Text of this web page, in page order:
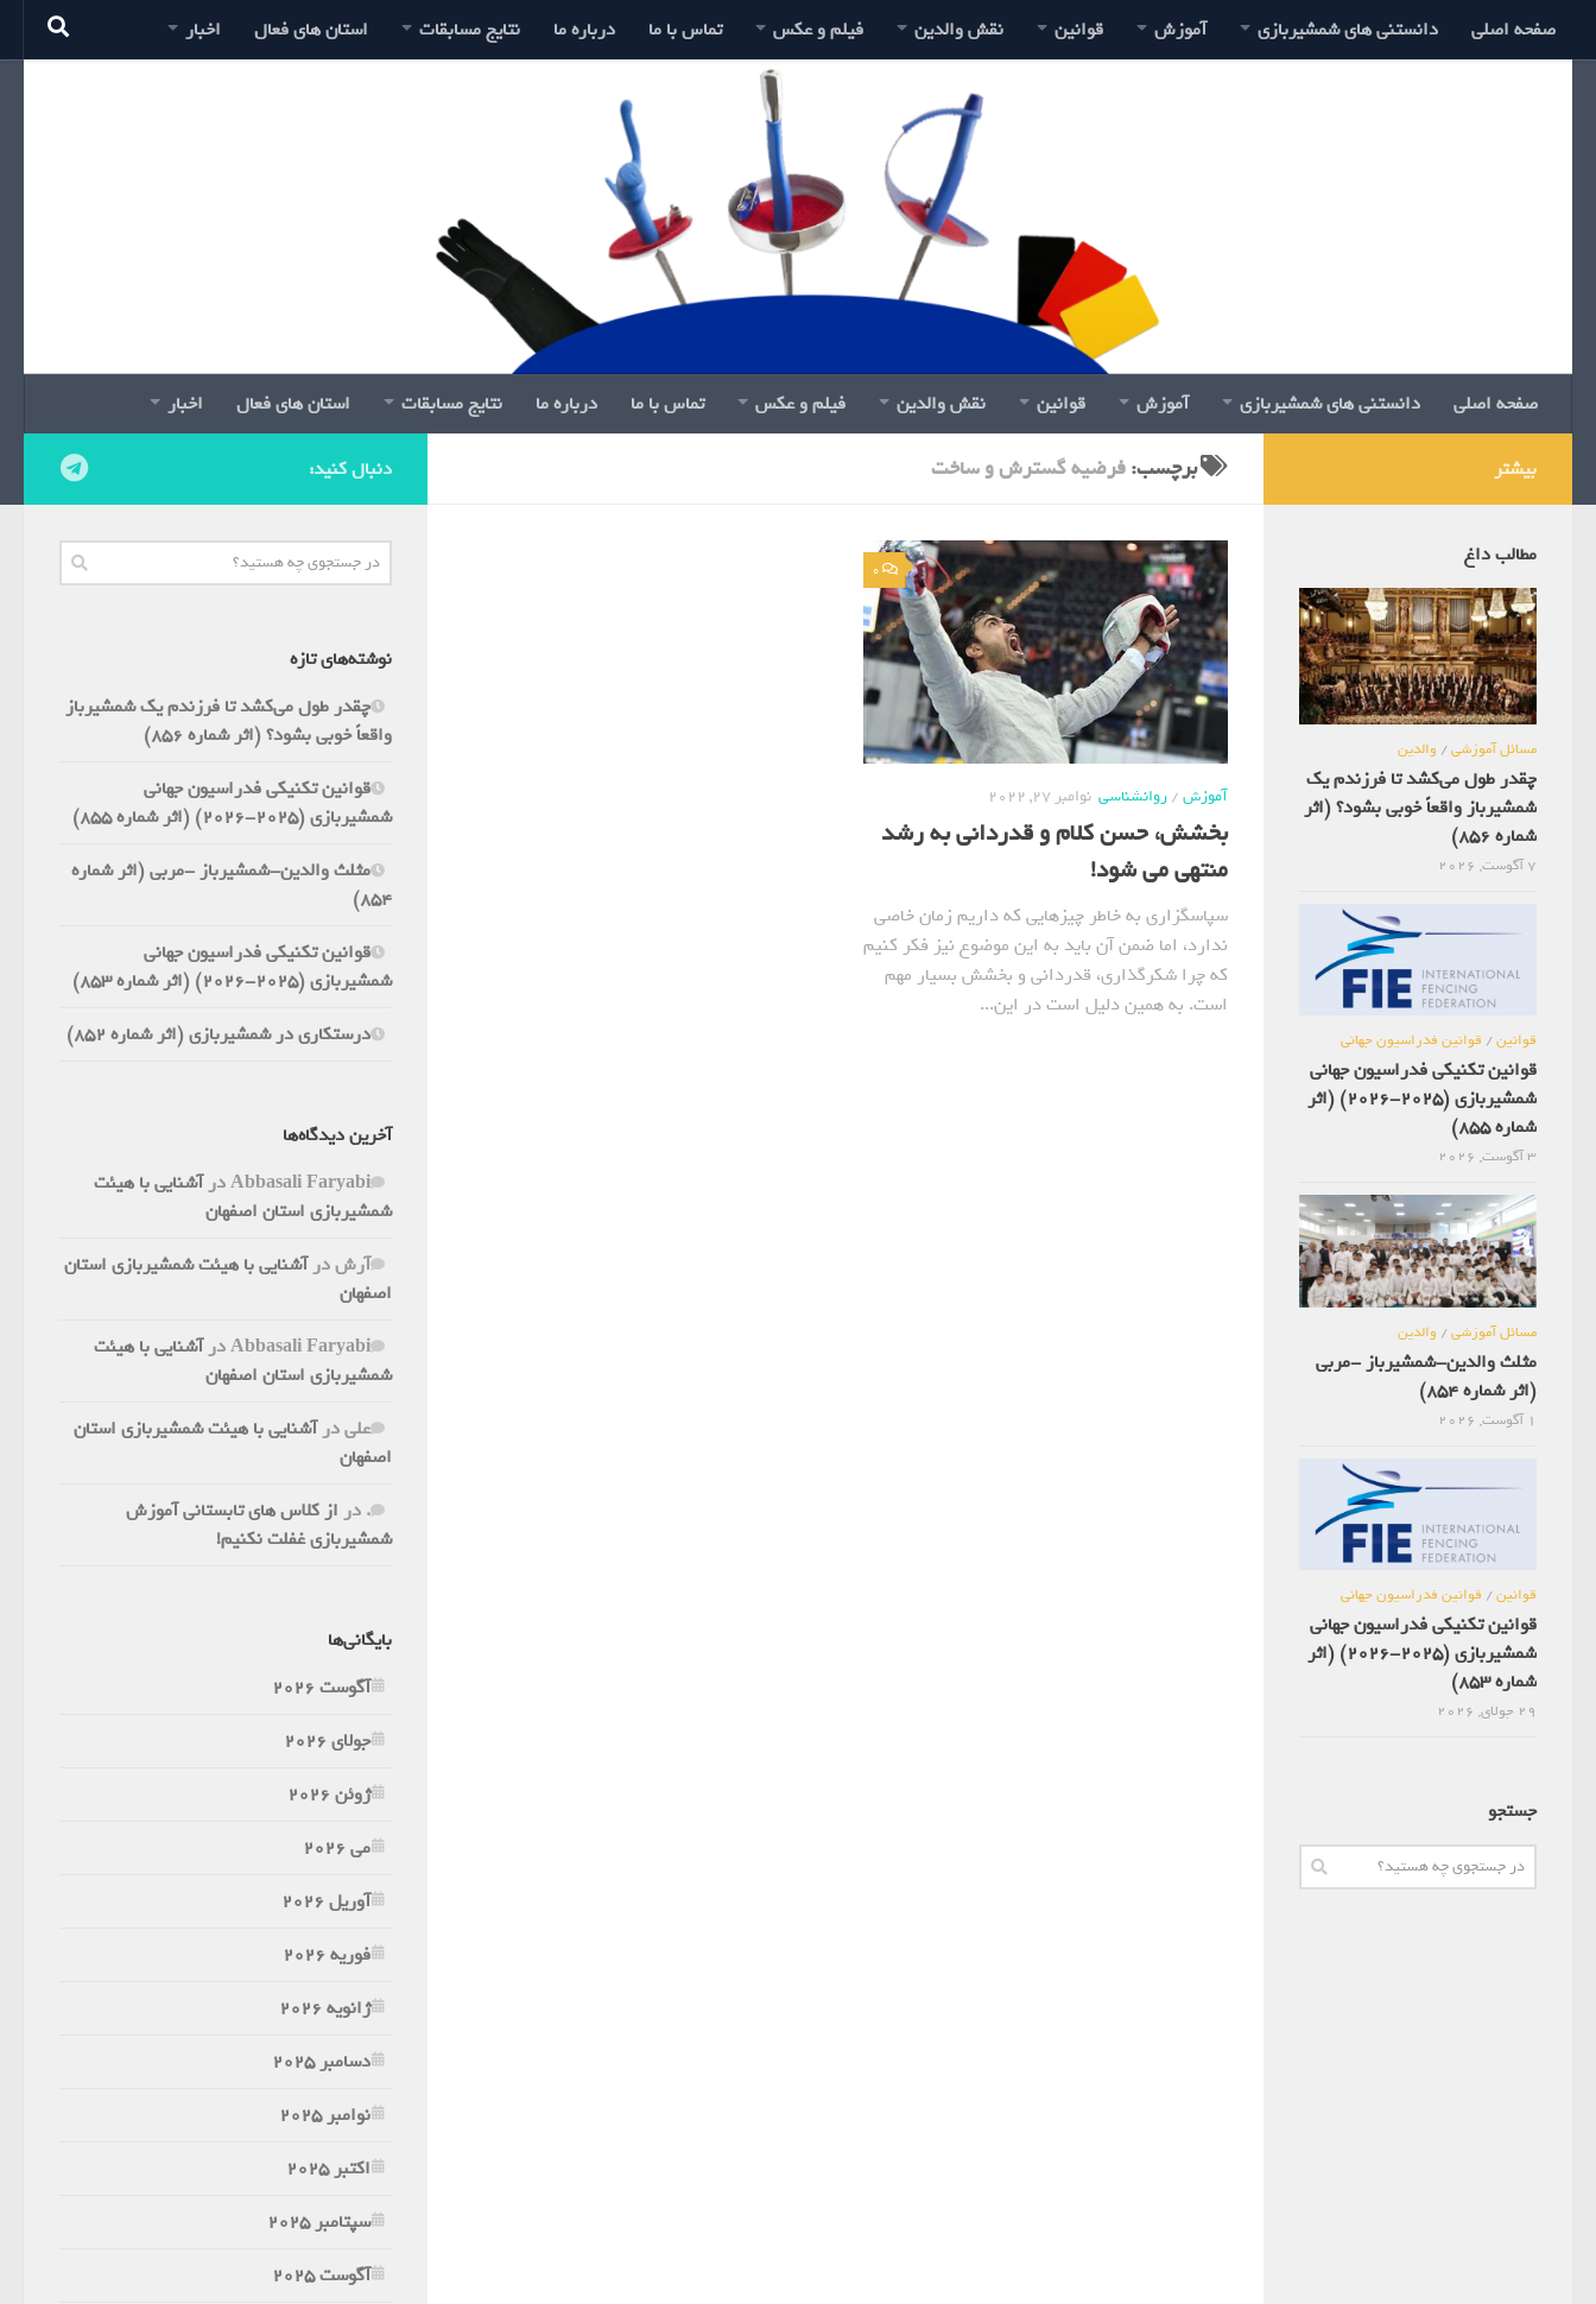
صفحه اصلی دانستنی های شمشیربازی آموزش قوانین نقش والدین فیلم و عکس تماس با ما درباره ما نتایج مسابقات استان های فعال اخبار
صفحه اصلی دانستنی های شمشیربازی آموزش قوانین نقش والدین فیلم و عکس تماس با ما درباره ما نتایج مسابقات استان های فعال اخبار
برچسب:فرضیه گسترش و ساخت
0
آموزش/روانشناسی نوامبر 27, 2022
بخشش، حسن کلام و قدردانی به رشد
منتهی می شود!
سپاسگزاری به خاطر چیزهایی که داریم زمان خاصی
ندارد، اما ضمن آن باید به این موضوع نیز فکر کنیم
که چرا شکرگذاری، قدردانی و بخشش بسیار مهم
است. به همین دلیل است در این...
دنبال کنید:
نوشته‌های تازه
چقدر طول می‌کشد تا فرزندم یک شمشیرباز
واقعاً خوبی بشود؟ (اثر شماره 856)
قوانین تکنیکی فدراسیون جهانی
شمشیربازی (2025-2026) (اثر شماره 855)
مثلث والدین-شمشیرباز -مربی (اثر شماره
854)
قوانین تکنیکی فدراسیون جهانی
شمشیربازی (2025-2026) (اثر شماره 853)
درستکاری در شمشیربازی (اثر شماره 852)
آخرین دیدگاه‌ها
Abbasali Faryabiدرآشنایی با هیئت
شمشیربازی استان اصفهان
آرشدرآشنایی با هیئت شمشیربازی استان
اصفهان
Abbasali Faryabiدرآشنایی با هیئت
شمشیربازی استان اصفهان
علیدرآشنایی با هیئت شمشیربازی استان
اصفهان
. در از کلاس های تابستانی آموزش
شمشیربازی غفلت نکنیم!
بایگانی‌ها
آگوست 2026
جولای 2026
ژوئن 2026
می 2026
آوریل 2026
فوریه 2026
ژانویه 2026
دسامبر 2025
نوامبر 2025
اکتبر 2025
سپتامبر 2025
آگوست 2025
بیشتر
مطالب داغ
مسائل آموزشی/ والدین
چقدر طول می‌کشد تا فرزندم یک
شمشیرباز واقعاً خوبی بشود؟ (اثر
شماره 856)
7 آگوست, 2026
قوانین/ قوانین فدراسیون جهانی
قوانین تکنیکی فدراسیون جهانی
شمشیربازی (2025-2026) (اثر
شماره 855)
3 آگوست, 2026
مسائل آموزشی/ والدین
مثلث والدین-شمشیرباز -مربی
(اثر شماره 854)
1 آگوست, 2026
قوانین/ قوانین فدراسیون جهانی
قوانین تکنیکی فدراسیون جهانی
شمشیربازی (2025-2026) (اثر
شماره 853)
29 جولای, 2026
جستجو